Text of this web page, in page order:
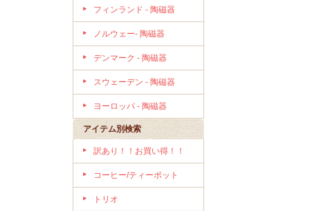
フィンランド - 陶磁器
ノルウェー- 陶磁器
デンマーク - 陶磁器
スウェーデン - 陶磁器
ヨーロッパ - 陶磁器
アイテム別検索
訳あり！！お買い得！！
コーヒー/ティーポット
トリオ